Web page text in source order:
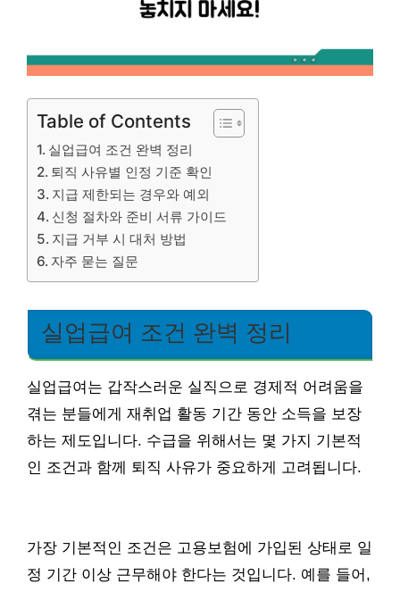
Table of Contents
실업급여 조건 완벽 정리
퇴직 사유별 인정 기준 확인
지급 제한되는 경우와 예외
신청 절차와 준비 서류 가이드
지급 거부 시 대처 방법
자주 묻는 질문
실업급여 조건 완벽 정리
실업급여는 갑작스러운 실직으로 경제적 어려움을
겪는 분들에게 재취업 활동 기간 동안 소득을 보장
하는 제도입니다. 수급을 위해서는 몇 가지 기본적
인 조건과 함께 퇴직 사유가 중요하게 고려됩니다.
가장 기본적인 조건은 고용보험에 가입된 상태로 일
정 기간 이상 근무해야 한다는 것입니다. 예를 들어,